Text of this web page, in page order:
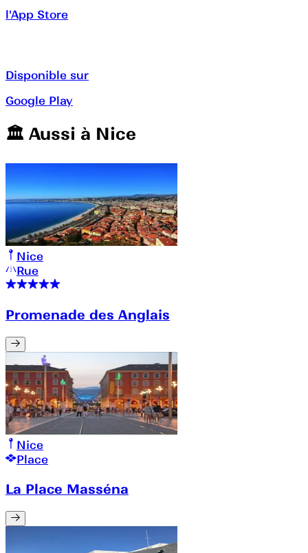
l'App Store
Disponible sur
Google Play
🏛️️ Aussi à Nice
Nice
Rue
Promenade des Anglais
Nice
Place
La Place Masséna